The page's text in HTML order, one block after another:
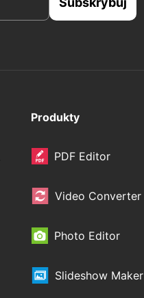
Produkty
PDF Editor
Video Converter
Photo Editor
Slideshow Maker